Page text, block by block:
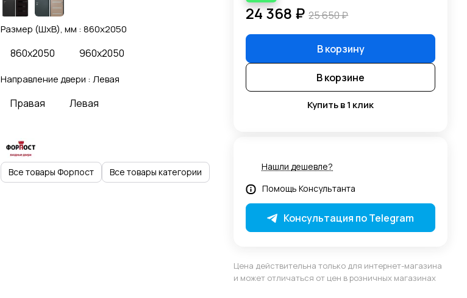
Размер (ШхВ), мм : 860x2050
860x2050 960x2050
Направление двери : Левая
Правая Левая
Все товары Форпост Все товары категории
24 368 ₽ 25 650 ₽
В корзину
В корзине
Купить в 1 клик
Нашли дешевле?
Помощь Консультанта
Консультация по Telegram
Цена действительна только для интернет-магазина
и может отличаться от цен в розничных магазинах